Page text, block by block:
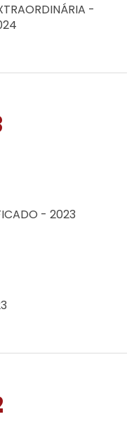
-
- 2023